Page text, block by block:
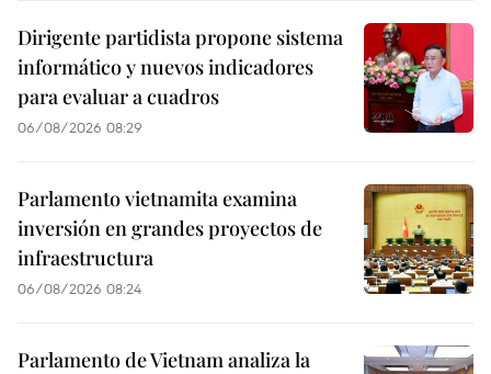
Dirigente partidista propone sistema
informático y nuevos indicadores
para evaluar a cuadros
06/08/2026 08:29
Parlamento vietnamita examina
inversión en grandes proyectos de
infraestructura
06/08/2026 08:24
Parlamento de Vietnam analiza la